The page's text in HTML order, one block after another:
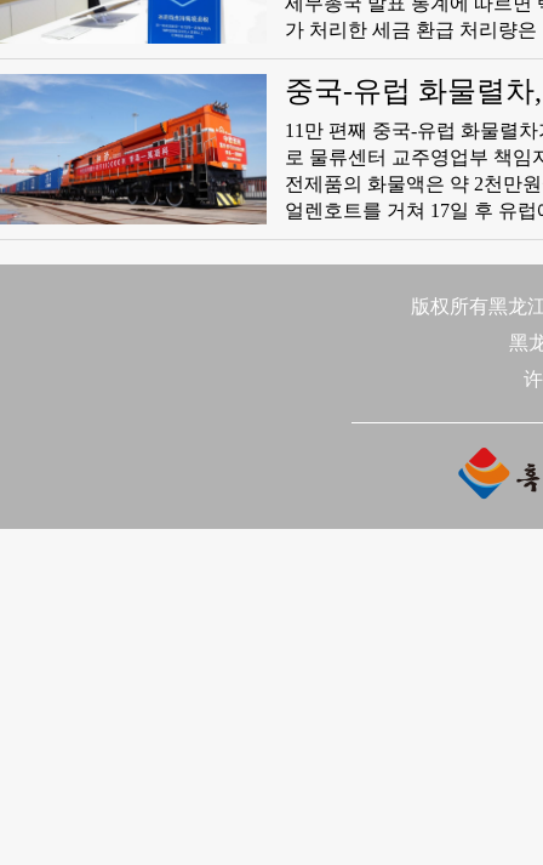
가 처리한 세금 환급 처리량
액은 56% 확대됐다. 또한 '구매 즉시 환급' 시범 지역이 전국으로 확대되면서 관련 서비스 처리량이 전
년 동기 대비 32배 증가했고
여했다. 중국 전역에는 5196개 매
계자는 개선된 택스리펀 정책
로 배포하는 등 지속적인 노
중국-유럽 화물렬
11만 편째 중국-유럽 화물렬차가 6
로 물류센터 교주영업부 책임
전제품의 화물액은 약 2천만
얼렌호트를 거쳐 17일 후 유럽에 도착할 예정이다. 그는 지
운송량뿐만 아니라 운송 범위
산동성의 국제 물류 네트워크
版权所有黑龙
黑